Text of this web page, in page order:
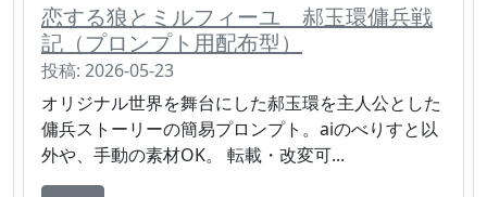
恋する狼とミルフィーユ 郝玉環傭兵戦
記（プロンプト用配布型）
投稿: 2026-05-23
オリジナル世界を舞台にした郝玉環を主人公とした
傭兵ストーリーの簡易プロンプト。aiのべりすと以
外や、手動の素材OK。 転載・改変可...